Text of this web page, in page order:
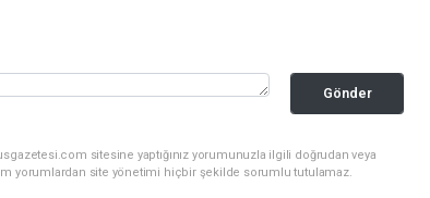
Gönder
sitesine yaptığınız yorumunuzla ilgili doğrudan veya
yorumlardan site yönetimi hiçbir şekilde sorumlu tutulamaz.